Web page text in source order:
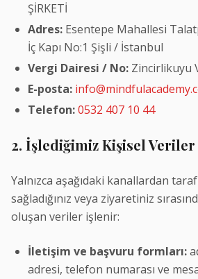
ŞİRKETİ
Adres: Esentepe Mahallesi
İç Kapı No:1 Şişli / İstanbul
Vergi Dairesi / No: Zincirlikuyu
E-posta:
Telefon:0532 407 10 44
2. İşlediğimiz Kişisel Veriler
Yalnızca aşağıdaki kanallardan
sağladığınız veya ziyaretiniz
oluşan veriler işlenir:
İletişim ve başvuru formları:
adresi, telefon numarası ve